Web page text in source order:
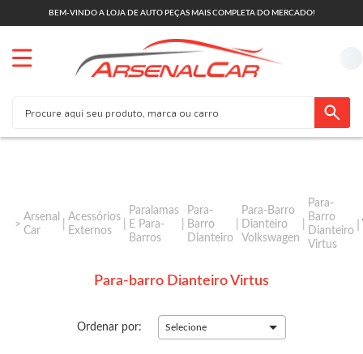
BEM-VINDO A LOJA DE AUTO PEÇAS MAIS COMPLETA DO MERCADO!
Arsenal
Car
Acessórios
Externos
Paralamas
E Para-
Barros
Para-
Barro
Dianteiro
Para-Barro
Dianteiro
Volkswagen
Para-
Barro
Dianteiro
Virtus
Para-barro Dianteiro Virtus
Ordenar por: Selecione